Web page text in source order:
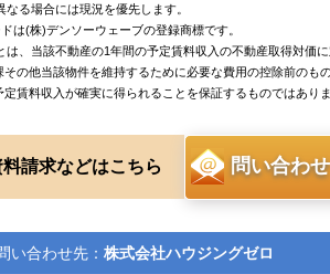
る場合には現況を優先します。
は(株)デンソーウェーブの登録商標です。
、当該不動産の1年間の予定賃料収入の不動産取得対価
の他当該物件を維持するために必要な費用の控除前のも
賃料収入が確実に得られることを保証するものではあり
料請求などはこちら 問い合わ
い合わせ先： 株式会社ハウジングゼロ